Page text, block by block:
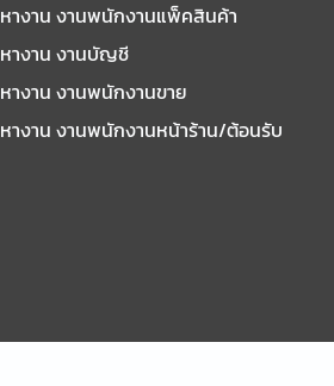
หางาน งานพนักงานแพ็คสินค้า
หางาน งานบัญชี
หางาน งานพนักงานขาย
หางาน งานพนักงานหน้าร้าน/ต้อนรับ